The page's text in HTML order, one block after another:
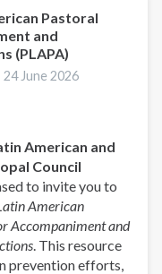
Pastoral
and
(PLAPA)
24 June 2026
American and
Council
to invite you to
American
Accompaniment and
. This resource
prevention efforts,